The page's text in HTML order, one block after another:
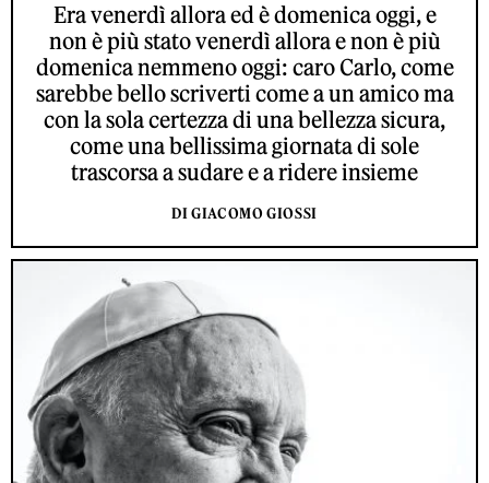
Era venerdì allora ed è domenica oggi, e
non è più stato venerdì allora e non è più
domenica nemmeno oggi: caro Carlo, come
sarebbe bello scriverti come a un amico ma
con la sola certezza di una bellezza sicura,
come una bellissima giornata di sole
trascorsa a sudare e a ridere insieme
DI GIACOMO GIOSSI